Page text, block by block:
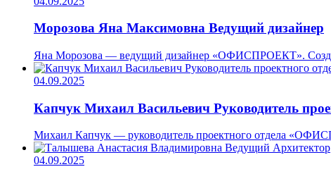
Морозова Яна Максимовна Ведущий дизайнер
Яна Морозова — ведущий дизайнер «ОФИСПРОЕКТ».
04.09.2025
Капчук Михаил Васильевич Руководитель
Михаил Капчук — руководитель проектного отдела
04.09.2025